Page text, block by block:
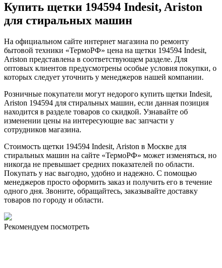
Купить щетки 194594 Indesit, Ariston
для стиральных машин
На официальном сайте интернет магазина по ремонту
бытовой техники «ТермоРФ» цена на щетки 194594 Indesit,
Ariston представлена в соответствующем разделе. Для
оптовых клиентов предусмотрены особые условия покупки, о
которых следует уточнить у менеджеров нашей компании.
Розничные покупатели могут недорого купить щетки Indesit,
Ariston 194594 для стиральных машин, если данная позиция
находится в разделе товаров со скидкой. Узнавайте об
изменении цены на интересующие вас запчасти у
сотрудников магазина.
Стоимость щетки 194594 Indesit, Ariston в Москве для
стиральных машин на сайте «ТермоРФ» может изменяться, но
никогда не превышает средних показателей по области.
Покупать у нас выгодно, удобно и надежно. С помощью
менеджеров просто оформить заказ и получить его в течение
одного дня. Звоните, обращайтесь, заказывайте доставку
товаров по городу и области.
Рекомендуем посмотреть